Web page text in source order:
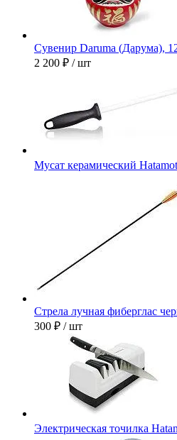
Сувенир Daruma (Дарума),
2 200 ₽ / шт
Мусат керамический
Стрела лучная фиберглас
300 ₽ / шт
Электрическая точилка